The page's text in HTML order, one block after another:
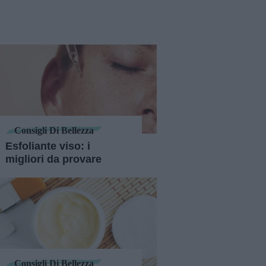
Consigli Di Bellezza
Esfoliante viso: i
migliori da provare
Consigli Di Bellezza